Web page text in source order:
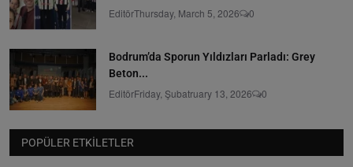
EditörThursday, March 5, 2026 0
Bodrum’da Sporun Yıldızları Parladı: Grey
Beton...
EditörFriday, Şubatruary 13, 2026 0
POPÜLER ETKILETLER